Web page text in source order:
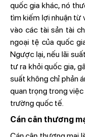
quốc gia khác, nó
tìm kiếm lợi nhuận từ
vào các tài sản tài
ngoại tệ của quốc
Ngược lại, nếu lãi
tư ra khỏi quốc gia,
suất không chỉ phản
quan trọng trong
trường quốc tế.
Cán cân thương